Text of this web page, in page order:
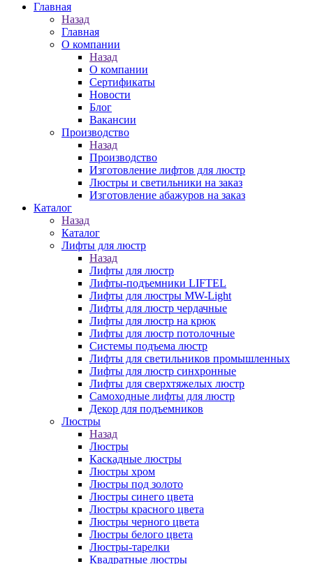
Главная
Назад
Главная
О компании
Назад
О компании
Сертификаты
Новости
Блог
Вакансии
Производство
Назад
Производство
Изготовление лифтов для люстр
Люстры и светильники на заказ
Изготовление абажуров на заказ
Каталог
Назад
Каталог
Лифты для люстр
Назад
Лифты для люстр
Лифты-подъемники LIFTEL
Лифты для люстры MW-Light
Лифты для люстр чердачные
Лифты для люстр на крюк
Лифты для люстр потолочные
Системы подъема люстр
Лифты для светильников промышленных
Лифты для люстр синхронные
Лифты для сверхтяжелых люстр
Самоходные лифты для люстр
Декор для подъемников
Люстры
Назад
Люстры
Каскадные люстры
Люстры хром
Люстры под золото
Люстры синего цвета
Люстры красного цвета
Люстры черного цвета
Люстры белого цвета
Люстры-тарелки
Квадратные люстры